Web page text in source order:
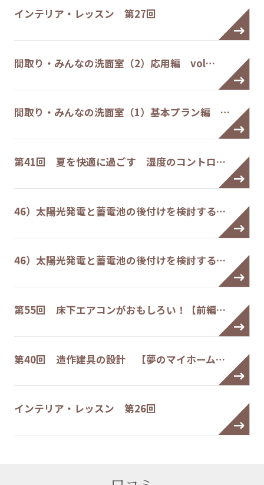
インテリア・レッスン 第27回
間取り・みんなの洗面室（2）応用編 vol…
間取り・みんなの洗面室（1）基本プラン編 …
第41回 夏を快適に過ごす 湿度のコントロ…
46）太陽光発電と蓄電池の後付けを検討する…
46）太陽光発電と蓄電池の後付けを検討する…
第55回 床下エアコンがおもしろい！【前編…
第40回 造作建具の設計 【夢のマイホーム…
インテリア・レッスン 第26回